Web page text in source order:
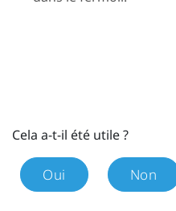
Cela a-t-il été utile ?
Oui Non